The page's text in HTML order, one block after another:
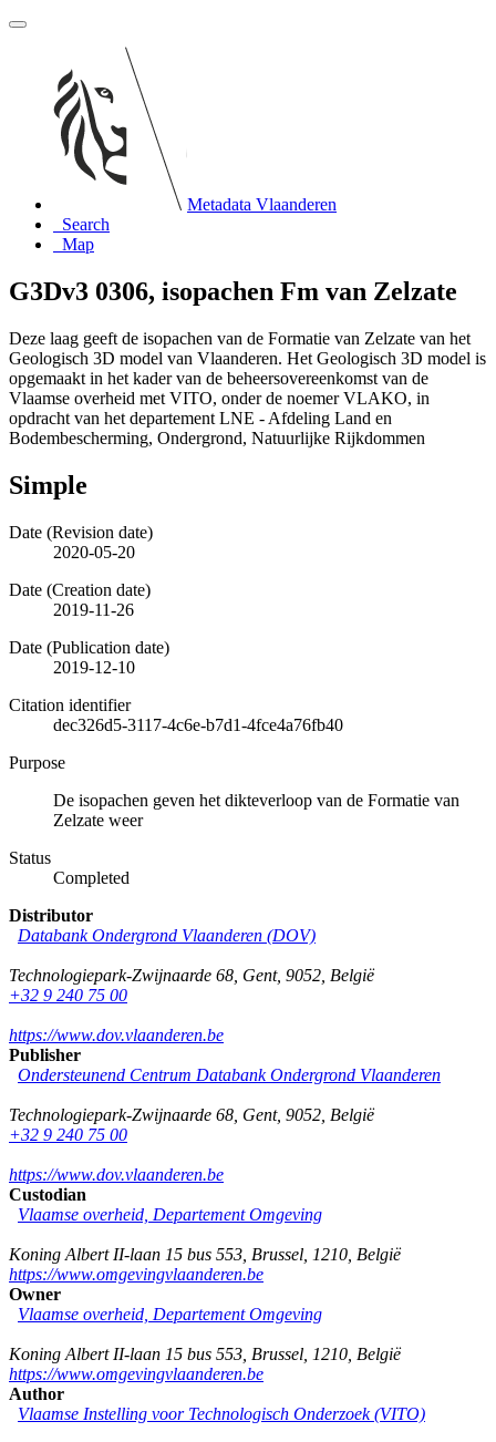
Metadata Vlaanderen
Search
Map
G3Dv3 0306, isopachen Fm van Zelzate
Deze laag geeft de isopachen van de Formatie van Zelzate van het
Geologisch 3D model van Vlaanderen. Het Geologisch 3D model is
opgemaakt in het kader van de beheersovereenkomst van de
Vlaamse overheid met VITO, onder de noemer VLAKO, in
opdracht van het departement LNE - Afdeling Land en
Bodembescherming, Ondergrond, Natuurlijke Rijkdommen
Simple
Date (Revision date)
2020-05-20
Date (Creation date)
2019-11-26
Date (Publication date)
2019-12-10
Citation identifier
dec326d5-3117-4c6e-b7d1-4fce4a76fb40
Purpose
De isopachen geven het dikteverloop van de Formatie van
Zelzate weer
Status
Completed
Distributor
Databank Ondergrond Vlaanderen (DOV)
Technologiepark-Zwijnaarde 68 Gent, 9052 België
+32 9 240 75 00
https://www.dov.vlaanderen.be
Publisher
Ondersteunend Centrum Databank Ondergrond Vlaanderen
Technologiepark-Zwijnaarde 68 Gent, 9052 België
+32 9 240 75 00
https://www.dov.vlaanderen.be
Custodian
Vlaamse overheid, Departement Omgeving
Koning Albert II-laan 15 bus 553 Brussel 1210 België
https://www.omgevingvlaanderen.be
Owner
Vlaamse overheid, Departement Omgeving
Koning Albert II-laan 15 bus 553 Brussel 1210 België
https://www.omgevingvlaanderen.be
Author
Vlaamse Instelling voor Technologisch Onderzoek (VITO)